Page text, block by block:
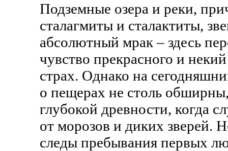
Подземные озера и реки,
сталагмиты и сталактиты,
абсолютный мрак – здесь
чувство прекрасного и
страх. Однако на
о пещерах не столь
глубокой древности, когда
от морозов и диких зверей.
следы пребывания первых